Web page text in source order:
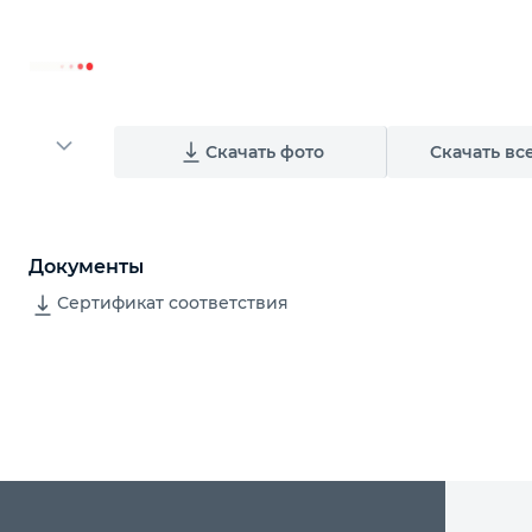
Скачать фото Скачать
Документы
Сертификат соответствия